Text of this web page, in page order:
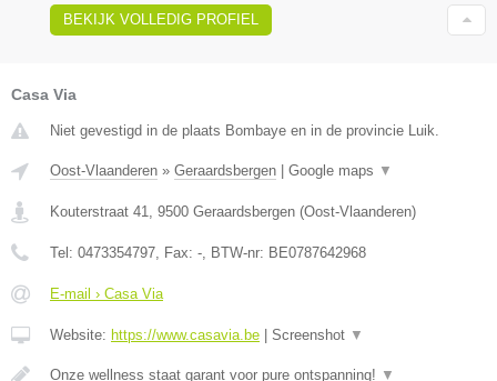
BEKIJK VOLLEDIG PROFIEL
Casa Via
Niet gevestigd in de plaats Bombaye en in de provincie Luik.
Oost-Vlaanderen » Geraardsbergen Google maps ▼
Kouterstraat 41, 9500 Geraardsbergen (Oost-Vlaanderen)
Tel: 0473354797, Fax: -, BTW-nr: BE0787642968
E-mail › Casa Via
Website: https://www.casavia.be Screenshot ▼
Onze wellness staat garant voor pure ontspanning! ▼